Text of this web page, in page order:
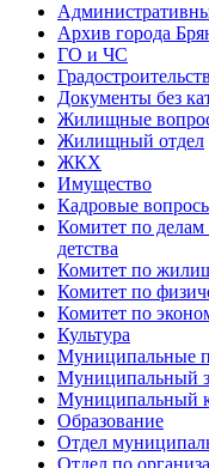
Архив города
ГО и ЧС
Документы без
Жилищные
Жилищный отдел
ЖКХ
Имущество
Кадровые
Комитет по
детства
Комитет по
Комитет по
Комитет по
Культура
Муниципальные
Муниципальный
Муниципальный
Образование
Отдел
Отдел по